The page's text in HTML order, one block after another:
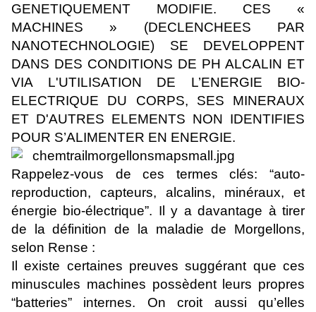
GENETIQUEMENT MODIFIE. CES «
MACHINES » (DECLENCHEES PAR
NANOTECHNOLOGIE) SE DEVELOPPENT
DANS DES CONDITIONS DE PH ALCALIN ET
VIA L'UTILISATION DE L’ENERGIE BIO-
ELECTRIQUE DU CORPS, SES MINERAUX
ET D'AUTRES ELEMENTS NON IDENTIFIES
POUR S’ALIMENTER EN ENERGIE.
Rappelez-vous de ces termes clés: “auto-
reproduction, capteurs, alcalins, minéraux, et
énergie bio-électrique”. Il y a davantage à tirer
de la définition de la maladie de Morgellons,
selon Rense :
Il existe certaines preuves suggérant que ces
minuscules machines possèdent leurs propres
“batteries” internes. On croit aussi qu’elles